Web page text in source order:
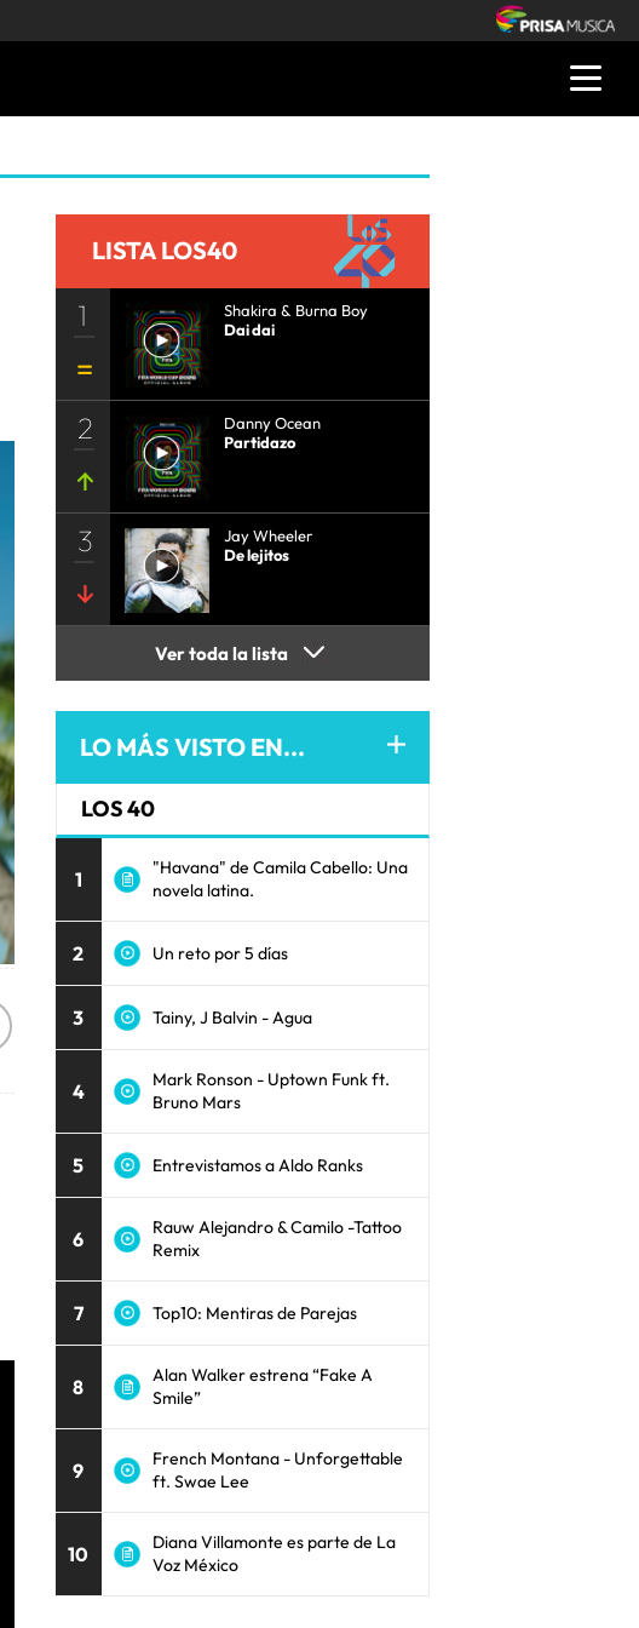
LISTA LOS40
1
Shakira & Burna Boy
Dai dai
2
Danny Ocean
Partidazo
3
Jay Wheeler
De lejitos
Ver toda la lista
LO MÁS VISTO EN...
LOS 40
1
"Havana" de Camila Cabello: Una
novela latina.
2 Un reto por 5 días
3 Tainy, J Balvin - Agua
4
Mark Ronson - Uptown Funk ft.
Bruno Mars
5 Entrevistamos a Aldo Ranks
6
Rauw Alejandro & Camilo -Tattoo
Remix
7 Top10: Mentiras de Parejas
8
Alan Walker estrena “Fake A
Smile”
9
French Montana - Unforgettable
ft. Swae Lee
10
Diana Villamonte es parte de La
Voz México